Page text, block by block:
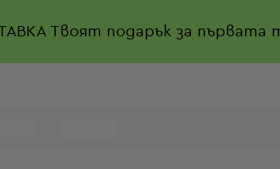
Твоят подарък за първата